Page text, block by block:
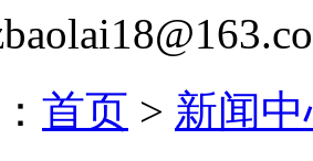
首页 > 新闻